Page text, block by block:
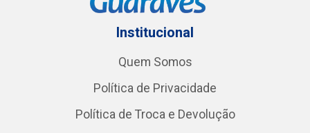
Institucional
Quem Somos
Política de Privacidade
Política de Troca e Devolução